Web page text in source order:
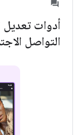
أدوات
التواصل